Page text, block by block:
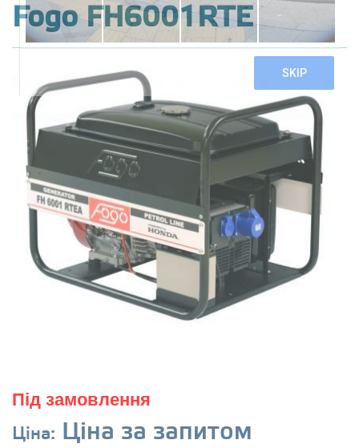
Fogo FH6001RTE
Під замовлення
Ціна: Ціна за запитом